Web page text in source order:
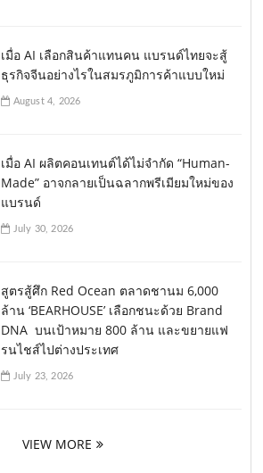
เมื่อ AI เลือกสินค้าแทนคน แบรนด์ไทยจะสู้
ธุรกิจจีนอย่างไรในสมรภูมิการค้าแบบใหม่
August 4, 2026
เมื่อ AI ผลิตคอนเทนต์ได้ไม่จำกัด “Human-
Made” อาจกลายเป็นฉลากพรีเมียมใหม่ของ
แบรนด์
July 30, 2026
สูตรสู้ศึก Red Ocean ตลาดชานม 6,000
ล้าน ‘BEARHOUSE’ เลือกชนะด้วย Brand
DNA บนเป้าหมาย 800 ล้าน และขยายแฟ
รนไชส์ไปต่างประเทศ
July 23, 2026
VIEW MORE